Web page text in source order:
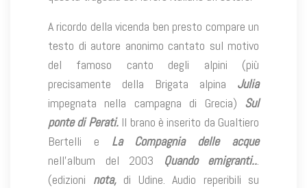
A ricordo della vicenda ben presto compare un
testo di autore anonimo cantato sul motivo
del famoso canto degli alpini (più
precisamente della Brigata alpina Julia
impegnata nella campagna di Grecia) Sul
ponte di Perati. Il brano è inserito da Gualtiero
Bertelli e La Compagnia delle acque
nell’album del 2003
Quando emigranti...
(edizioni nota, di Udine. Audio reperibili su